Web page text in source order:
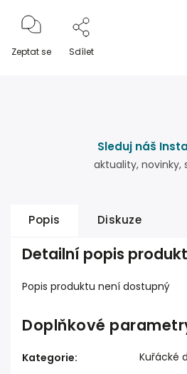
Zeptat se Sdílet
Sleduj náš
aktuality, novinky,
Popis Diskuze
Detailní popis
Popis produktu není dostupný
Doplňkové
Kategorie:
Kuřácké